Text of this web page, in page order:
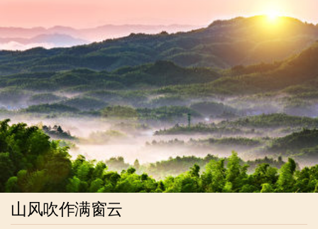
山风吹作满窗云